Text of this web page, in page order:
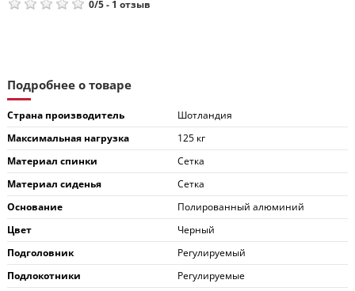
0/5- 1 отзыв
Подробнее о товаре
Страна производитель
Шотландия
Максимальная нагрузка
125 кг
Материал спинки
Сетка
Материал сиденья
Сетка
Основание
Полированный алюминий
Цвет
Черный
Подголовник
Регулируемый
Подлокотники
Регулируемые